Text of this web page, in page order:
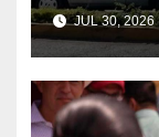
JUL 30, 2026